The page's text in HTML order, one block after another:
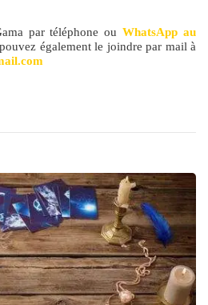
par téléphone ouWhatsApp au
également le joindre par mail à